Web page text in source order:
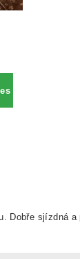
Dobře sjízdná a